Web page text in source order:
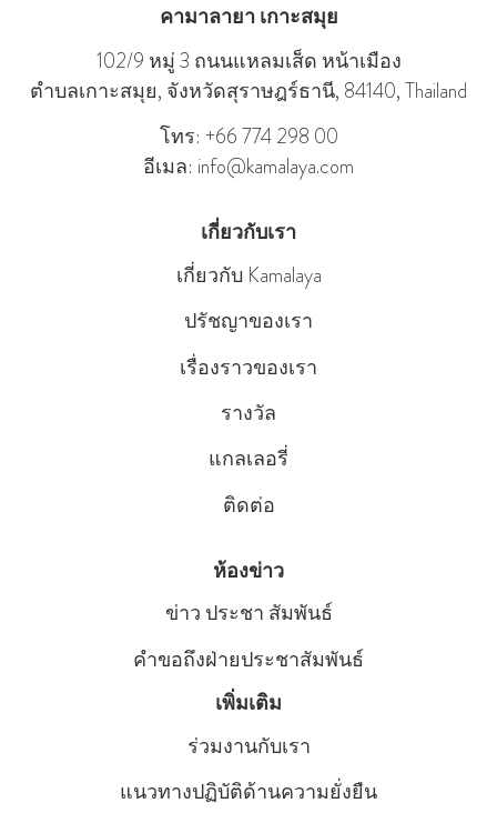
คามาลายา เกาะสมุย
102/9 หมู่ 3 ถนนแหลมเส็ด หน้าเมือง
ตําบลเกาะสมุย, จังหวัดสุราษฎร์ธานี, 84140, Thailand
โทร: +66 774 298 00
อีเมล: info@kamalaya.com
เกี่ยวกับเรา
เกี่ยวกับ Kamalaya
ปรัชญาของเรา
เรื่องราวของเรา
รางวัล
แกลเลอรี่
ติดต่อ
ห้องข่าว
ข่าว ประชา สัมพันธ์
คําขอถึงฝ่ายประชาสัมพันธ์
เพิ่มเติม
ร่วมงานกับเรา
แนวทางปฏิบัติด้านความยั่งยืน